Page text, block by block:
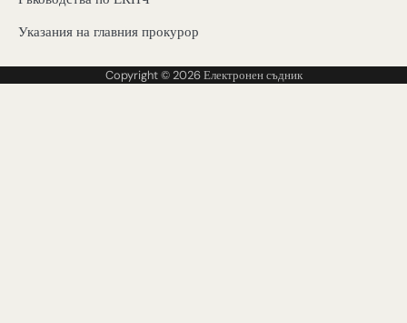
Указания на главния прокурор
Copyright © 2026Електронен съдник